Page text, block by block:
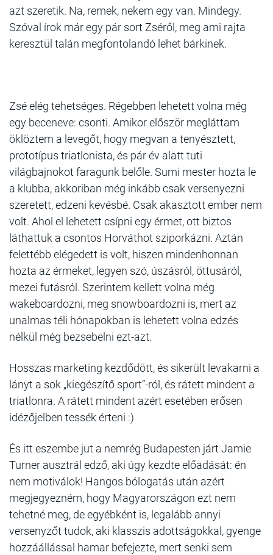
azt szeretik. Na, remek, nekem egy van. Mindegy.
Szóval írok már egy pár sort Zséről, meg ami rajta
keresztül talán megfontolandó lehet bárkinek.
Zsé elég tehetséges. Régebben lehetett volna még
egy beceneve: csonti. Amikor először megláttam
öklöztem a levegőt, hogy megvan a tenyésztett,
prototípus triatlonista, és pár év alatt tuti
világbajnokot faragunk belőle. Sumi mester hozta le
a klubba, akkoriban még inkább csak versenyezni
szeretett, edzeni kevésbé. Csak akasztott ember nem
volt. Ahol el lehetett csípni egy érmet, ott biztos
láthattuk a csontos Horváthot sziporkázni. Aztán
felettébb elégedett is volt, hiszen mindenhonnan
hozta az érmeket, legyen szó, úszásról, öttusáról,
mezei futásról. Szerintem kellett volna még
wakeboardozni, meg snowboardozni is, mert az
unalmas téli hónapokban is lehetett volna edzés
nélkül még bezsebelni ezt-azt.
Hosszas marketing kezdődött, és sikerült levakarni a
lányt a sok „kiegészítő sport”-ról, és rátett mindent a
triatlonra. A rátett mindent azért esetében erősen
idézőjelben tessék érteni :)
És itt eszembe jut a nemrég Budapesten járt Jamie
Turner ausztrál edző, aki úgy kezdte előadását: én
nem motiválok! Hangos bólogatás után azért
megjegyezném, hogy Magyarországon ezt nem
tehetné meg, de egyébként is, legalább annyi
versenyzőt tudok, aki klasszis adottságokkal, gyenge
hozzáállással hamar befejezte, mert senki sem